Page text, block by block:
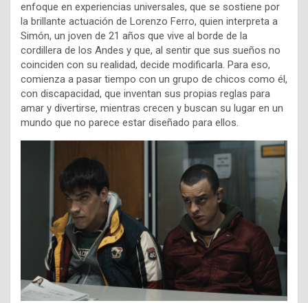
enfoque en experiencias universales, que se sostiene por
la brillante actuación de Lorenzo Ferro, quien interpreta a
Simón, un joven de 21 años que vive al borde de la
cordillera de los Andes y que, al sentir que sus sueños no
coinciden con su realidad, decide modificarla. Para eso,
comienza a pasar tiempo con un grupo de chicos como él,
con discapacidad, que inventan sus propias reglas para
amar y divertirse, mientras crecen y buscan su lugar en un
mundo que no parece estar diseñado para ellos.